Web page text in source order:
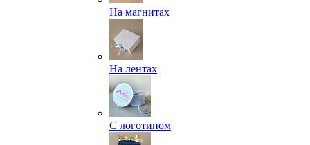
На магнитах
На лентах
С логотипом